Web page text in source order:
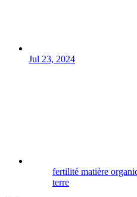
Jul 23, 2024
fertilité matière
terre